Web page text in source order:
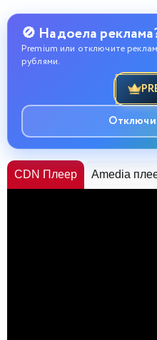
🚫 Надоела
Premium или отключите
рублями.
CDN Плеер Amedia